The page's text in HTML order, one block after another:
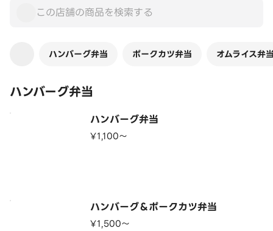
ハンバーグ弁当 ポークカツ弁当 オムライス弁
ハンバーグ弁当
ハンバーグ弁当
¥1,100〜
ハンバーグ＆ポークカツ弁当
¥1,500〜